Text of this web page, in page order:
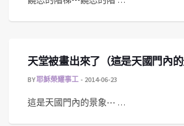
天堂被畫出來了（這是天國門內的
BY耶穌榮耀事工 2014-06-23
這是天國門內的景象--- …